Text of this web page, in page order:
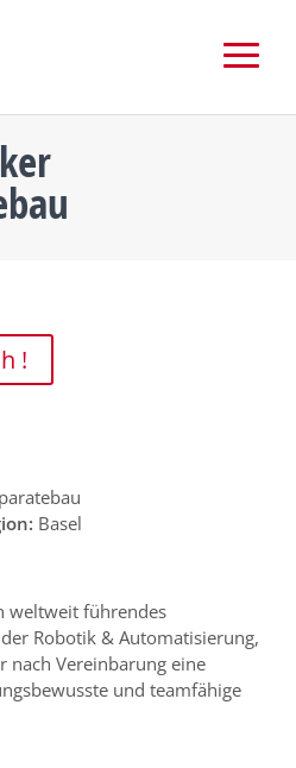
!
Basel
weltweit führendes
Robotik & Automatisierung,
nach Vereinbarung eine
und teamfähige